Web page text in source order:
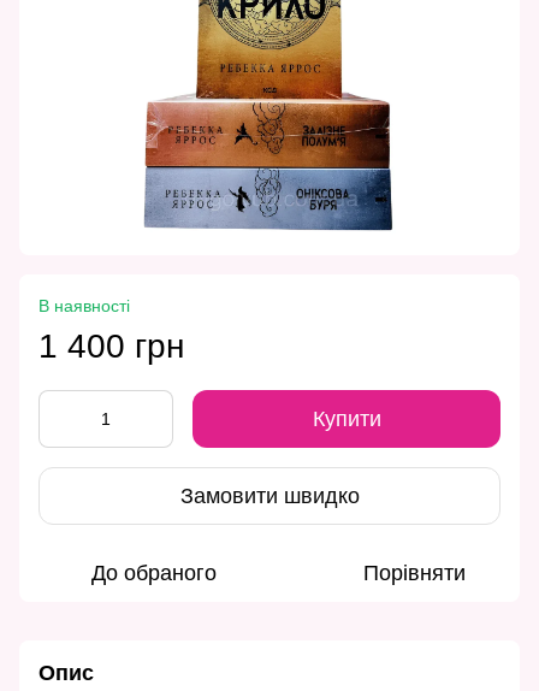
В наявності
1 400 грн
Купити
Замовити швидко
До обраного Порівняти
Опис